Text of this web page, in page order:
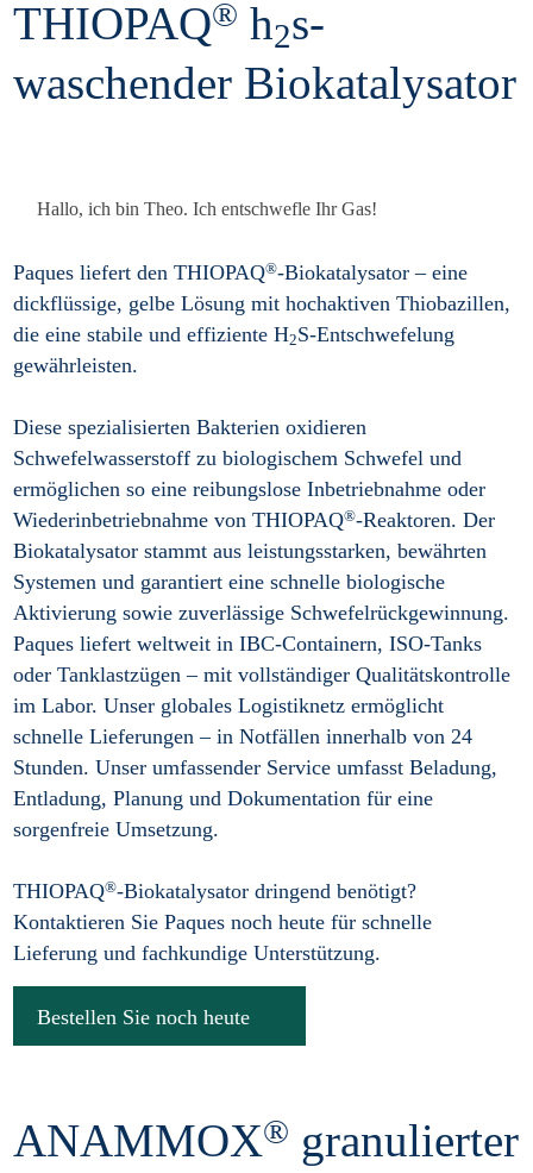
THIOPAQ® h2s-
waschender Biokatalysator
Paques liefert den THIOPAQ®-Biokatalysator – eine
dickflüssige, gelbe Lösung mit hochaktiven Thiobazillen,
die eine stabile und effiziente H2S-Entschwefelung
gewährleisten.
Diese spezialisierten Bakterien oxidieren
Schwefelwasserstoff zu biologischem Schwefel und
ermöglichen so eine reibungslose Inbetriebnahme oder
Wiederinbetriebnahme von THIOPAQ®-Reaktoren. Der
Biokatalysator stammt aus leistungsstarken, bewährten
Systemen und garantiert eine schnelle biologische
Aktivierung sowie zuverlässige Schwefelrückgewinnung.
Paques liefert weltweit in IBC-Containern, ISO-Tanks
oder Tanklastzügen – mit vollständiger Qualitätskontrolle
im Labor. Unser globales Logistiknetz ermöglicht
schnelle Lieferungen – in Notfällen innerhalb von 24
Stunden. Unser umfassender Service umfasst Beladung,
Entladung, Planung und Dokumentation für eine
sorgenfreie Umsetzung.
THIOPAQ®-Biokatalysator dringend benötigt?
Kontaktieren Sie Paques noch heute für schnelle
Lieferung und fachkundige Unterstützung.
Bestellen Sie noch heute
Hallo, ich bin Theo. Ich entschwefle Ihr Gas!
ANAMMOX® granulierter